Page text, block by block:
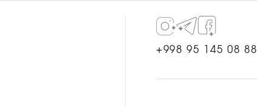
+998 95 145 08 88